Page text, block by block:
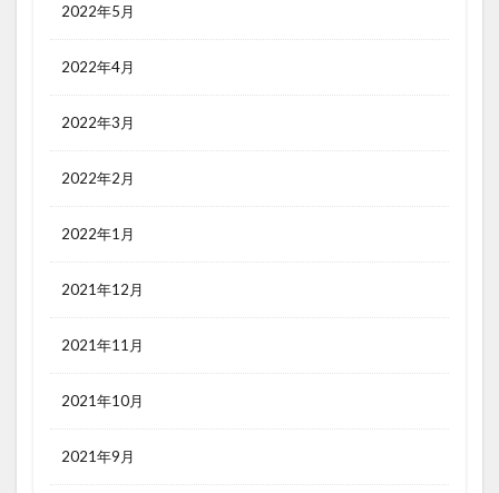
2022年5月
2022年4月
2022年3月
2022年2月
2022年1月
2021年12月
2021年11月
2021年10月
2021年9月